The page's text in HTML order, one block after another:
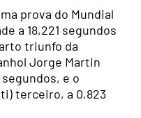
prova do Mundial
a 18,221 segundos
triunfo da
Jorge Martin
e o
terceiro, a 0,823